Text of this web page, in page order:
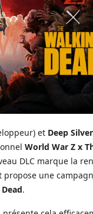
et Deep Silver
World War Z x
DLC marque la
une
.